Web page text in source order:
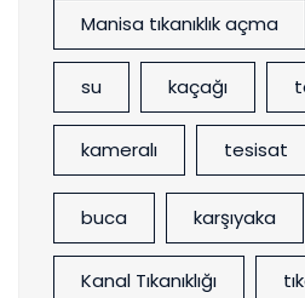
Manisa tıkanıklık açma
su kaçağı
kameralı tesisat
buca karşıyaka
Kanal Tıkanıklığı